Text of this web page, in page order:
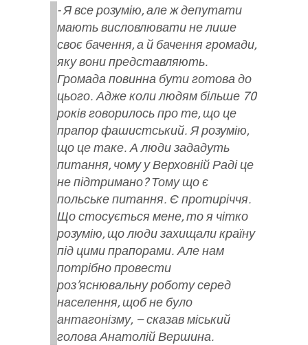
- Я все розумію, але ж депутати
мають висловлювати не лише
своє бачення, а й бачення громади,
яку вони представляють.
Громада повинна бути готова до
цього. Адже коли людям більше 70
років говорилось про те, що це
прапор фашистський. Я розумію,
що це таке. А люди зададуть
питання, чому у Верховній Раді це
не підтримано? Тому що є
польське питання. Є протиріччя.
Що стосується мене, то я чітко
розумію, що люди захищали країну
під цими прапорами. Але нам
потрібно провести
роз’яснювальну роботу серед
населення, щоб не було
антагонізму, – сказав міський
голова Анатолій Вершина.